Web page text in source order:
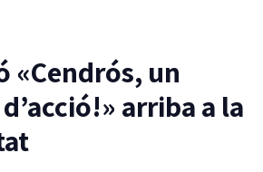
«Cendrós, un
arriba a la